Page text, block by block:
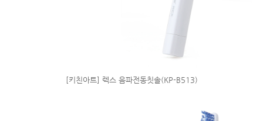
[키친아트] 렉스 음파전동칫솔(KP-B513)